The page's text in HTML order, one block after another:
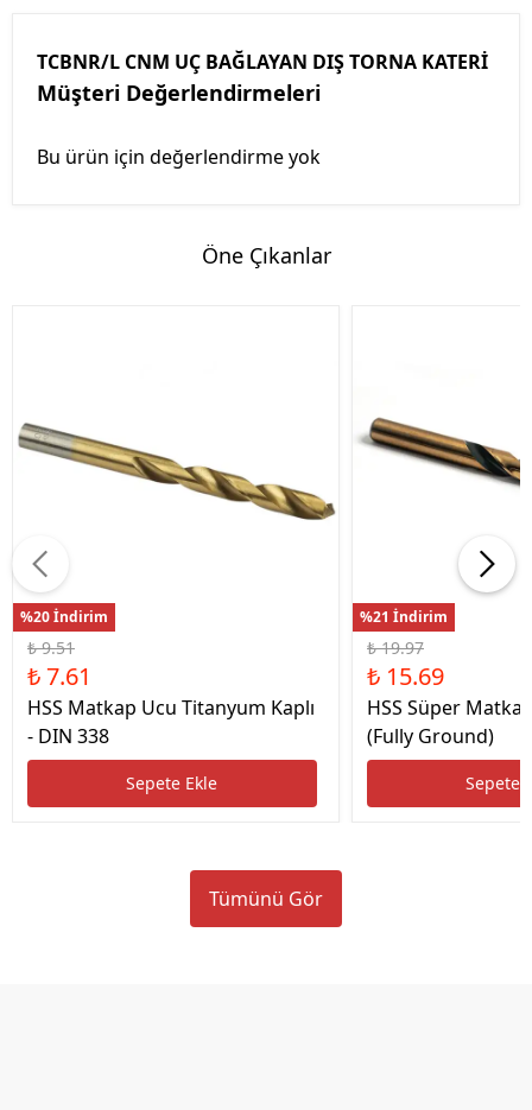
TCBNR/L CNM UÇ BAĞLAYAN DIŞ TORNA KATERİ
Müşteri Değerlendirmeleri
Bu ürün için değerlendirme yok
Öne Çıkanlar
%20 İndirim
₺ 9.51
₺ 7.61
HSS Matkap Ucu Titanyum Kaplı
- DIN 338
Sepete Ekle
%21 İndirim
₺ 19.97
₺ 15.69
HSS Süper
(Fully Ground)
Sepete
Tümünü Gör